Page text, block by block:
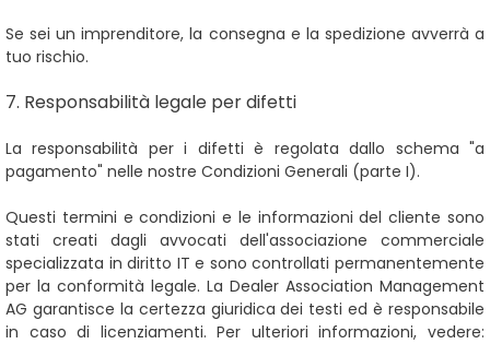
Se sei un imprenditore, la consegna e la spedizione avverrà a
tuo rischio.
7. Responsabilità legale per difetti
La responsabilità per i difetti è regolata dallo schema "a
pagamento" nelle nostre Condizioni Generali (parte I).
Questi termini e condizioni e le informazioni del cliente sono
stati creati dagli avvocati dell'associazione commerciale
specializzata in diritto IT e sono controllati permanentemente
per la conformità legale. La Dealer Association Management
AG garantisce la certezza giuridica dei testi ed è responsabile
in caso di licenziamenti. Per ulteriori informazioni, vedere: